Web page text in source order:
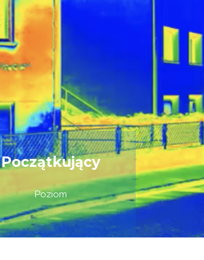
Początkujący
Poziom